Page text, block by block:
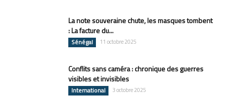
La note souveraine chute, les masques tombent
: La facture du...
Sénégal 11 octobre 2025
Conflits sans caméra : chronique des guerres
visibles et invisibles
International 3 octobre 2025